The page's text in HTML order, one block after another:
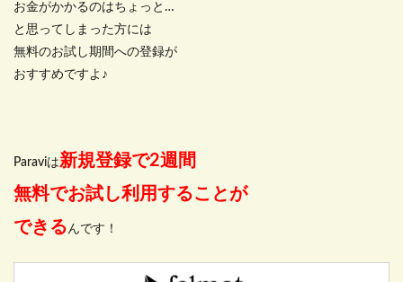
お金がかかるのはちょっと…
と思ってしまった方には
無料のお試し期間への登録が
おすすめですよ♪
Paraviは新規登録で2週間
無料でお試し利用することが
できるんです！